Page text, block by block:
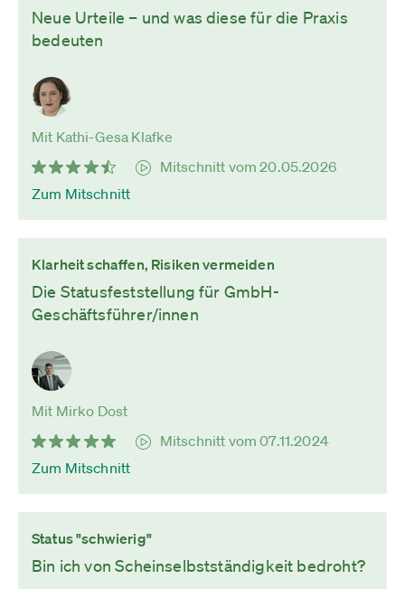
Neue Urteile – und was diese für die Praxis
bedeuten
Mit Kathi-Gesa Klafke
Mitschnitt vom 20.05.2026
Zum Mitschnitt
Klarheit schaffen, Risiken vermeiden
Die Statusfeststellung für GmbH-
Geschäftsführer/innen
Mit Mirko Dost
Mitschnitt vom 07.11.2024
Zum Mitschnitt
Status "schwierig"
Bin ich von Scheinselbstständigkeit bedroht?